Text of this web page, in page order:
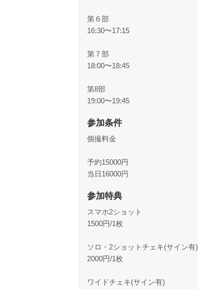
第６部
16:30〜17:15
第７部
18:00〜18:45
第8部
19:00〜19:45
参加条件
個撮料金
予約15000円
当日16000円
参加特典
スマホ2ショット
1500円/1枚
ソロ・2ショットチェキ(サイン有)
2000円/1枚
ワイドチェキ(サイン有)